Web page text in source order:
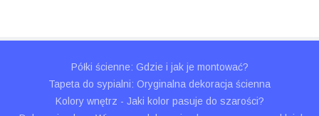
Półki ścienne: Gdzie i jak je montować?
Tapeta do sypialni: Oryginalna dekoracja ścienna
Kolory wnętrz - Jaki kolor pasuje do szarości?